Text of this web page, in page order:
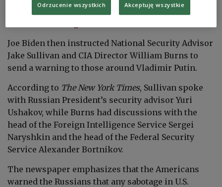
U.S. warns Russia over sabotage plans on
Joe Biden then instructed National Security Advisor
Jake Sullivan and CIA Director William Burns to
send a warning to those around Vladimir Putin.
According to The New York Times, Sullivan spoke
with Russian President’s security advisor Yuri
Ushakov, while Burns had discussions with the
head of the Foreign Intelligence Service Sergei
Naryshkin and the head of the Federal Security
Service Alexander Bortnikov.
The newspaper emphasizes that the Americans
warned the Russians that any sabotage in U.S.
Odrzucenie wszystkich Akceptuję wszystkie